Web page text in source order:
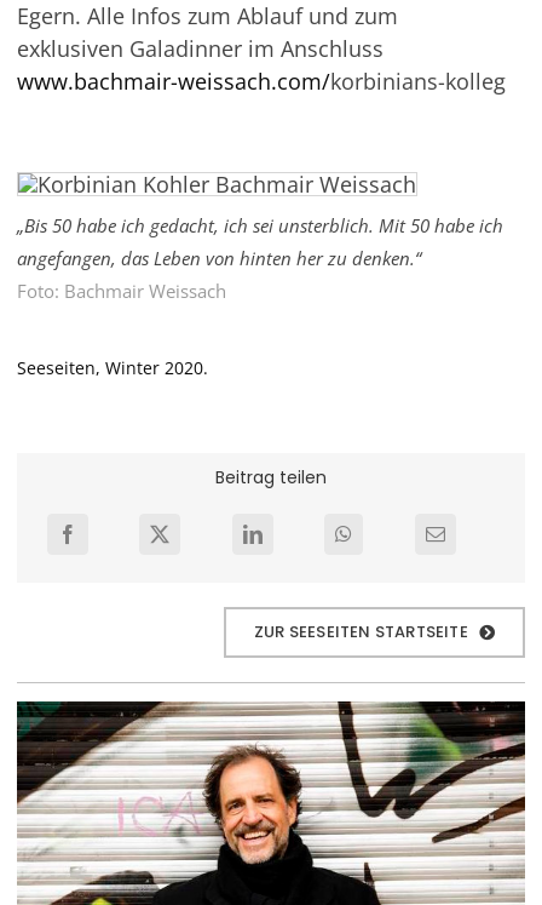
Egern. Alle Infos zum Ablauf und zum
exklusiven Galadinner im Anschluss
www.bachmair-weissach.com/korbinians-kolleg
„Bis 50 habe ich gedacht, ich sei unsterblich. Mit 50 habe ich
angefangen, das Leben von hinten her zu denken.“
Foto: Bachmair Weissach
Seeseiten, Winter 2020.
Beitrag teilen
ZUR SEESEITEN STARTSEITE